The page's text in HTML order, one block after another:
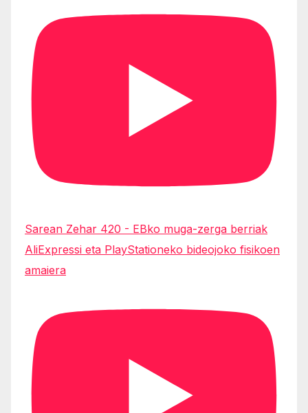
Sarean Zehar 420 - EBko muga-zerga berriak
AliExpressi eta PlayStationeko bideojoko fisikoen
amaiera